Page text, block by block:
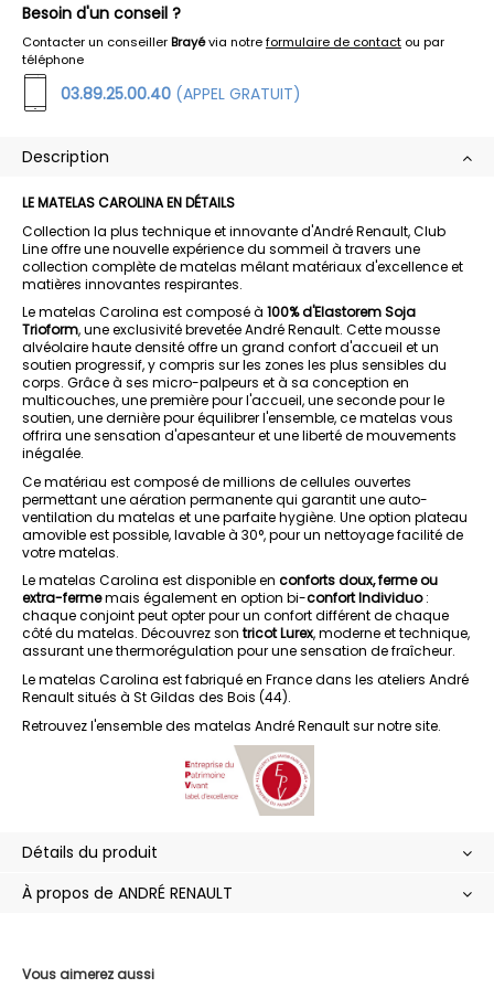
Besoin d'un conseil ?
Contacter un conseillerBrayévia notreformulaire de contact ou par
téléphone
03.89.25.00.40 (APPEL GRATUIT)
Vous aimerez aussi
Description
LE MATELAS CAROLINA EN DÉTAILS
Collection la plus technique et innovante d'André Renault, Club
Line offre une nouvelle expérience du sommeil à travers une
collection complète de matelas mêlant matériaux d'excellence et
matières innovantes respirantes.
Le matelas Carolina est composé à 100% d'Elastorem Soja
Trioform, une exclusivité brevetée André Renault. Cette mousse
alvéolaire haute densité offre un grand confort d'accueil et un
soutien progressif, y compris sur les zones les plus sensibles du
corps. Grâce à ses micro-palpeurs et à sa conception en
multicouches, une première pour l'accueil, une seconde pour le
soutien, une dernière pour équilibrer l'ensemble, ce matelas vous
offrira une sensation d'apesanteur et une liberté de mouvements
inégalée.
Ce matériau est composé de millions de cellules ouvertes
permettant une aération permanente qui garantit une auto-
ventilation du matelas et une parfaite hygiène. Une option plateau
amovible est possible, lavable à 30°, pour un nettoyage facilité de
votre matelas.
Le matelas Carolina est disponible en conforts doux, ferme ou
extra-fermemais également en option bi-confort Individuo:
chaque conjoint peut opter pour un confort différent de chaque
côté du matelas. Découvrez son tricot Lurex, moderne et technique,
assurant une thermorégulation pour une sensation de fraîcheur.
Le matelas Carolina est fabriqué en France dans les ateliers André
Renault situés à St Gildas des Bois (44).
Retrouvez l'ensemble des matelas André Renaultsur notre site.
Détails du produit
À propos de ANDRÉ RENAULT